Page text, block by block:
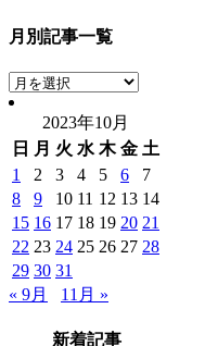
月別記事一覧
月
別
事
一
覧
2023年10月
日
月 火 水 木 金 土
1
2 3 4 5 6
7
8
9 10 11 12 13 14
15 16 17 18 19 20 21
22 23 24 25 26 27 28
29 30 31
« 9月
11月 »
新着記事